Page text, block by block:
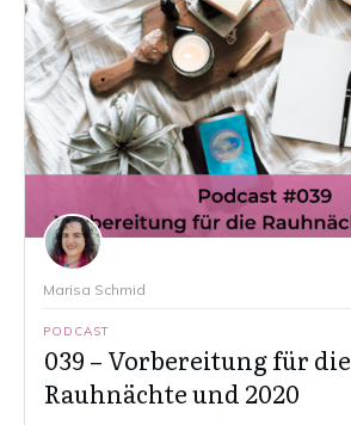
Marisa Schmid
PODCAST
039 – Vorbereitung für die
Rauhnächte und 2020